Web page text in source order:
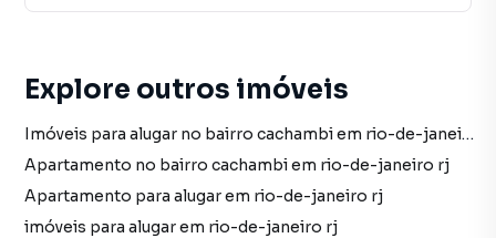
Explore outros imóveis
Imóveis para alugar no bairro cachambi em rio-de-janeiro rj
Apartamento no bairro cachambi em rio-de-janeiro rj
Apartamento para alugar em rio-de-janeiro rj
imóveis para alugar em rio-de-janeiro rj